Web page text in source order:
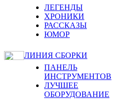
ЛЕГЕНДЫ
ХРОНИКИ
РАССКАЗЫ
ЮМОР
ЛИНИЯ СБОРКИ
ПАНЕЛЬ
ИНСТРУМЕНТОВ
ЛУЧШЕЕ
ОБОРУДОВАНИЕ